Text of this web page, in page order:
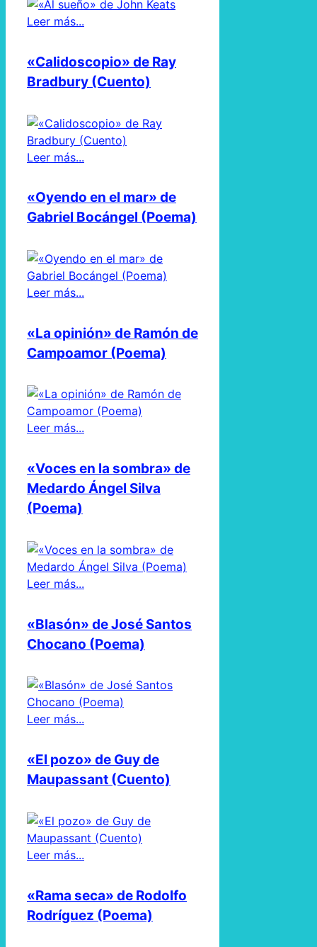
Leer más...
«Calidoscopio» de Ray
Bradbury (Cuento)
Leer más...
«Oyendo en el mar» de
Gabriel Bocángel (Poema)
Leer más...
«La opinión» de Ramón de
Campoamor (Poema)
Leer más...
«Voces en la sombra» de
Medardo Ángel Silva
(Poema)
Leer más...
«Blasón» de José Santos
Chocano (Poema)
Leer más...
«El pozo» de Guy de
Maupassant (Cuento)
Leer más...
«Rama seca» de Rodolfo
Rodríguez (Poema)